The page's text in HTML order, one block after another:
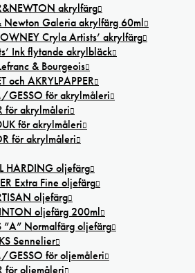
akrylfärg
Newton Galeria akrylfärg 60ml
Cryla Artists’ akrylfärg
Ink flytande akrylbläck
& Bourgeois
och AKRYLPAPPER
GESSO för akrylmåleri
för akrylmåleri
för akrylmåleri
för akrylmåleri
HARDING oljefärg
Extra Fine oljefärg
oljefärg
oljefärg 200ml
”A” Normalfärg oljefärg
Sennelier
GESSO för oljemåleri
för oljemåleri